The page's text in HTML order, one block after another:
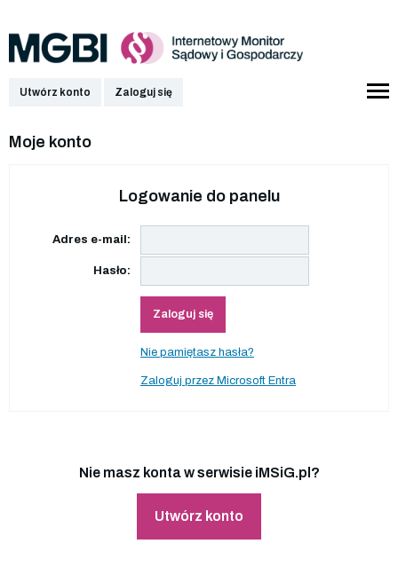
Utwórz konto Zaloguj się
Moje konto
Logowanie do panelu
Adres e-mail:
Hasło:
Zaloguj się
Nie pamiętasz hasła?
Zaloguj przez Microsoft Entra
Nie masz konta w serwisie iMSiG.pl?
Utwórz konto